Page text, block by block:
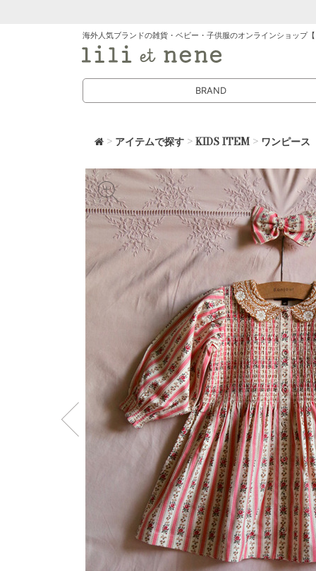
海外人気ブランドの雑貨・ベビー・子供服のオンラインショップ
BRAND
> アイテムで探す >KIDS ITEM > ワンピース